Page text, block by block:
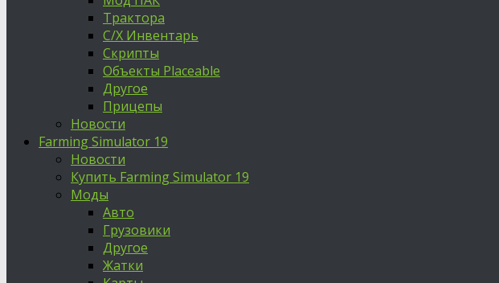
Трактора
С/Х Инвентарь
Скрипты
Объекты Placeable
Другое
Прицепы
Новости
Farming Simulator 19
Новости
Купить Farming Simulator 19
Моды
Авто
Грузовики
Другое
Жатки